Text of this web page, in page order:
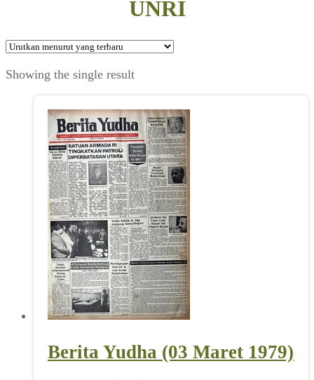
UNRI
Showing the single result
Berita Yudha (03 Maret 1979)